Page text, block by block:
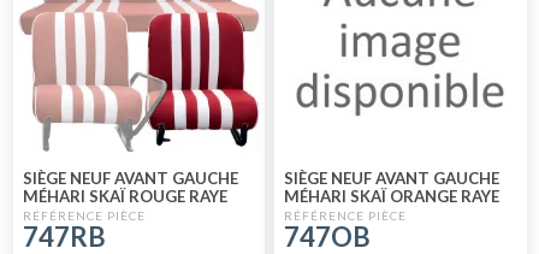
SIÈGE NEUF AVANT GAUCHE
MÉHARI SKAÏ ROUGE RAYE
BLANC
747RB
SIÈGE NEUF AVANT GAUCHE
MÉHARI SKAÏ ORANGE RAYE
BLANC
747OB